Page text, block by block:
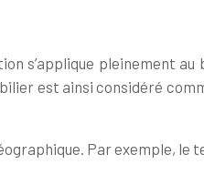
s’applique pleinement au
est ainsi considéré
Par exemple, le